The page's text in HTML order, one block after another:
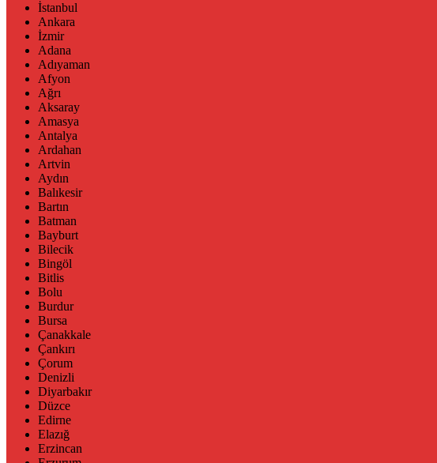
İstanbul
Ankara
İzmir
Adana
Adıyaman
Afyon
Ağrı
Aksaray
Amasya
Antalya
Ardahan
Artvin
Aydın
Balıkesir
Bartın
Batman
Bayburt
Bilecik
Bingöl
Bitlis
Bolu
Burdur
Bursa
Çanakkale
Çankırı
Çorum
Denizli
Diyarbakır
Düzce
Edirne
Elazığ
Erzincan